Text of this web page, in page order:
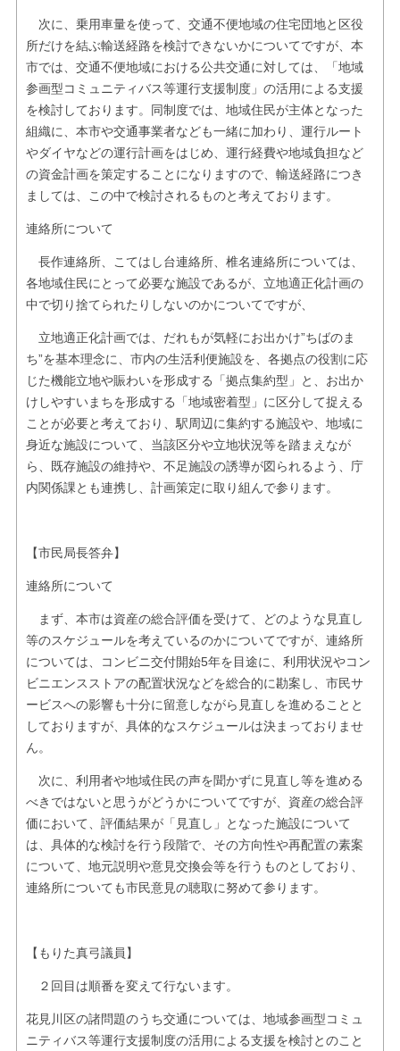
次に、乗用車量を使って、交通不便地域の住宅団地と区役
所だけを結ぶ輸送経路を検討できないかについてですが、本
市では、交通不便地域における公共交通に対しては、「地域
参画型コミュニティバス等運行支援制度」の活用による支援
を検討しております。同制度では、地域住民が主体となった
組織に、本市や交通事業者なども一緒に加わり、運行ルート
やダイヤなどの運行計画をはじめ、運行経費や地域負担など
の資金計画を策定することになりますので、輸送経路につき
ましては、この中で検討されるものと考えております。
連絡所について
長作連絡所、こてはし台連絡所、椎名連絡所については、
各地域住民にとって必要な施設であるが、立地適正化計画の
中で切り捨てられたりしないのかについてですが、
立地適正化計画では、だれもが気軽にお出かけ”ちばのま
ち”を基本理念に、市内の生活利便施設を、各拠点の役割に応
じた機能立地や賑わいを形成する「拠点集約型」と、お出か
けしやすいまちを形成する「地域密着型」に区分して捉える
ことが必要と考えており、駅周辺に集約する施設や、地域に
身近な施設について、当該区分や立地状況等を踏まえなが
ら、既存施設の維持や、不足施設の誘導が図られるよう、庁
内関係課とも連携し、計画策定に取り組んで参ります。
【市民局長答弁】
連絡所について
まず、本市は資産の総合評価を受けて、どのような見直し
等のスケジュールを考えているのかについてですが、連絡所
については、コンビニ交付開始5年を目途に、利用状況やコン
ビニエンスストアの配置状況などを総合的に勘案し、市民サ
ービスへの影響も十分に留意しながら見直しを進めることと
しておりますが、具体的なスケジュールは決まっておりませ
ん。
次に、利用者や地域住民の声を聞かずに見直し等を進める
べきではないと思うがどうかについてですが、資産の総合評
価において、評価結果が「見直し」となった施設について
は、具体的な検討を行う段階で、その方向性や再配置の素案
について、地元説明や意見交換会等を行うものとしており、
連絡所についても市民意見の聴取に努めて参ります。
【もりた真弓議員】
２回目は順番を変えて行ないます。
花見川区の諸問題のうち交通については、地域参画型コミュ
ニティバス等運行支援制度の活用による支援を検討とのこと